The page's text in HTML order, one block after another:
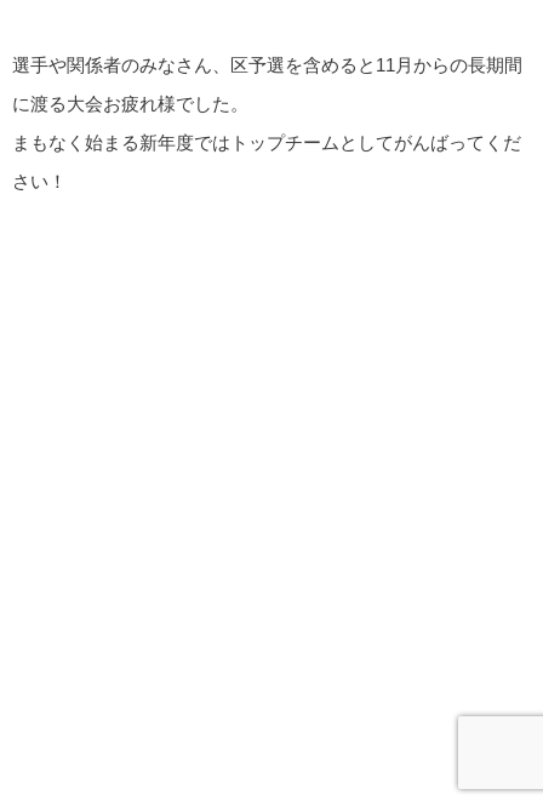
選手や関係者のみなさん、区予選を含めると11月からの長期間
に渡る大会お疲れ様でした。
まもなく始まる新年度ではトップチームとしてがんばってくだ
さい！